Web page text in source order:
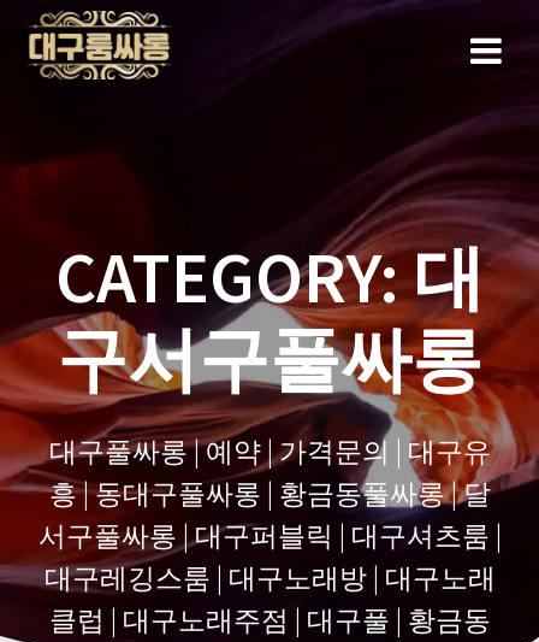
CATEGORY:대
구서구풀싸롱
대구풀싸롱 | 예약 | 가격문의 | 대구유
흥 | 동대구풀싸롱 | 황금동풀싸롱 | 달
서구풀싸롱 | 대구퍼블릭 | 대구셔츠룸 |
대구레깅스룸 | 대구노래방 | 대구노래
클럽 | 대구노래주점 | 대구풀 | 황금동